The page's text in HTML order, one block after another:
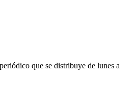
que se distribuye de lunes a